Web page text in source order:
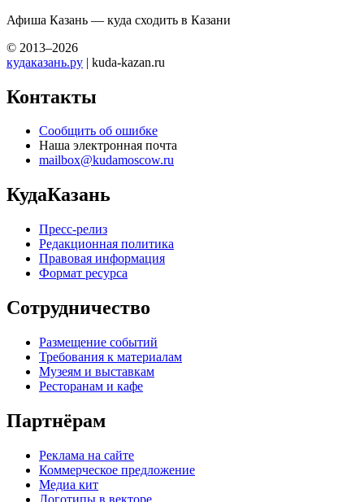
Афиша Казань — куда сходить в Казани
© 2013–2026
кудаказань.ру | kuda-kazan.ru
Контакты
Сообщить об ошибке
Наша электронная почта
mailbox@kudamoscow.ru
КудаКазань
Пресс-релиз
Редакционная политика
Правовая информация
Формат ресурса
Сотрудничество
Размещение событий
Требования к материалам
Музеям и выставкам
Ресторанам и кафе
Партнёрам
Реклама на сайте
Коммерческое предложение
Медиа кит
Логотипы в векторе